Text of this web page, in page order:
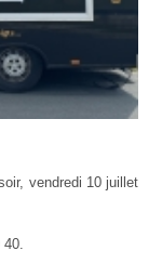
vendredi 10 juillet